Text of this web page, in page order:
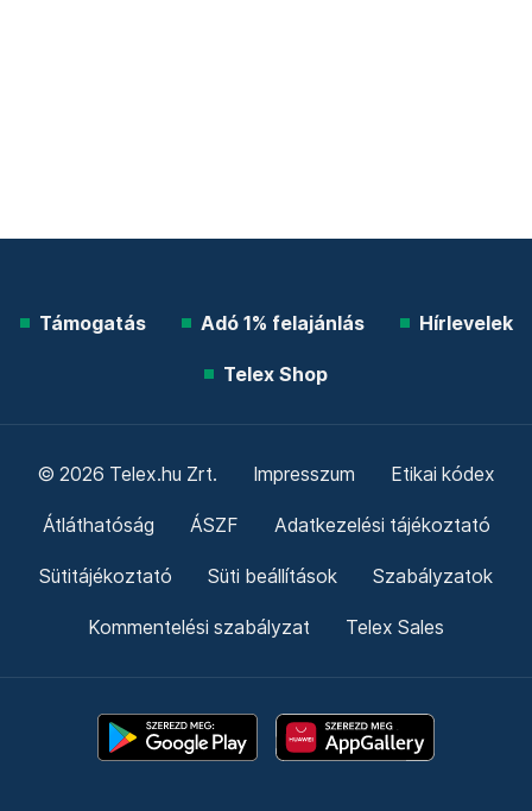
Támogatás Adó 1% felajánlás Hírlevelek
Telex Shop
© 2026 Telex.hu Zrt. Impresszum Etikai kódex
Átláthatóság ÁSZF Adatkezelési tájékoztató
Sütitájékoztató Süti beállítások Szabályzatok
Kommentelési szabályzat Telex Sales